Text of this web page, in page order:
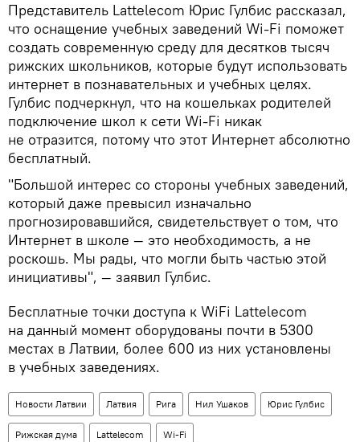
Представитель Lattelecom Юрис Гулбис рассказал,
что оснащение учебных заведений Wi-Fi поможет
создать современную среду для десятков тысяч
рижских школьников, которые будут использовать
интернет в познавательных и учебных целях.
Гулбис подчеркнул, что на кошельках родителей
подключение школ к сети Wi-Fi никак
не отразится, потому что этот Интернет абсолютно
бесплатный.
"Большой интерес со стороны учебных заведений,
который даже превысил изначально
прогнозировавшийся, свидетельствует о том, что
Интернет в школе — это необходимость, а не
роскошь. Мы рады, что могли быть частью этой
инициативы", — заявил Гулбис.
Бесплатные точки доступа к WiFi Lattelecom
на данный момент оборудованы почти в 5300
местах в Латвии, более 600 из них установлены
в учебных заведениях.
Новости Латвии Латвия Рига Нил Ушаков Юрис Гулбис
Рижская дума Lattelecom Wi-Fi